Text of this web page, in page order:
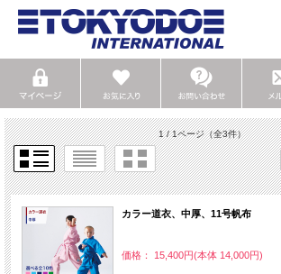
1 / 1ページ（全3件）
カラー道衣、中厚、11号帆布
価格： 15,400円(本体 14,000円)